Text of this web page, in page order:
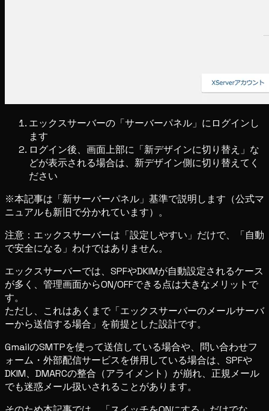
エックスサーバーの「サーバーパネル」にログインし
ます
ログイン後、画面上部に「新デザインに切り替え」な
どが表示される場合は、新デザイン側に切り替えてく
ださい
※本記事は「新サーバーパネル」基準で説明します（公式マ
ニュアルも新旧で分かれています）。
注意：エックスサーバーは「設定しやすい」だけで、「自動
で安全になる」わけではありません。
エックスサーバーでは、SPFやDKIMが自動設定されるケース
が多く、管理画面からON/OFFできる点は大きなメリットで
す。
ただし、これはあくまで「エックスサーバーのメールサーバ
ーから送信する場合」を前提とした設計です。
GmailのSMTPを使って送信している場合や、問い合わせフ
ォーム・外部配信サービスを併用している場合は、SPFや
DKIM、DMARCの整合（アライメント）が崩れ、正規メール
でも迷惑メール扱いされることがあります。